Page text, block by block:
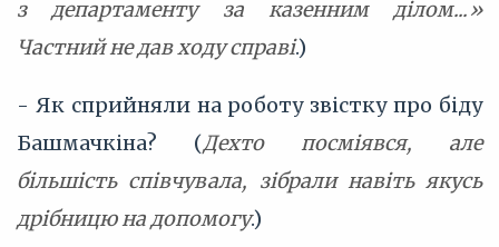
з департаменту за казенним ділом...»
Частний не дав ходу справі.)
- Як сприйняли на роботу звістку про біду
Башмачкіна? (Дехто посміявся, але
більшість співчувала, зібрали навіть якусь
дрібницю на допомогу.)